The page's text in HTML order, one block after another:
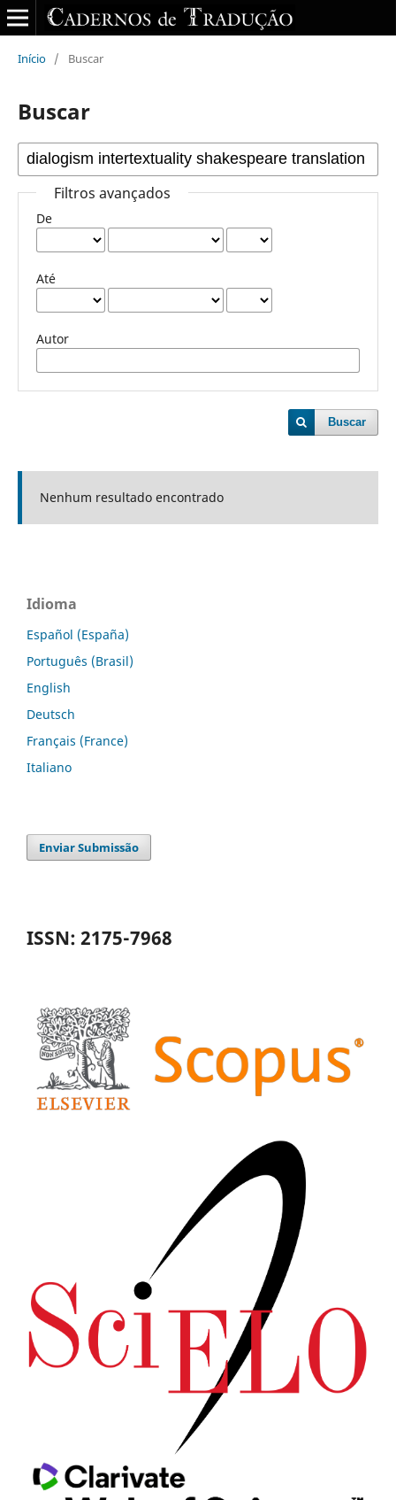
Início / Buscar
Buscar
Filtros avançados
De
Até
Autor
Buscar
Nenhum resultado encontrado
Idioma
Español (España)
Português (Brasil)
English
Deutsch
Français (France)
Italiano
Enviar Submissão
ISSN: 2175-7968